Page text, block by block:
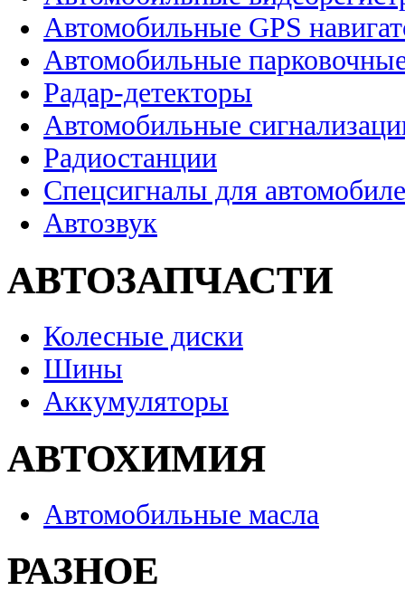
Автомобильные GPS
Автомобильные
Радар-детекторы
Автомобильные
Радиостанции
Спецсигналы для
Автозвук
АВТОЗАПЧАСТИ
Колесные диски
Шины
Аккумуляторы
АВТОХИМИЯ
Автомобильные масла
РАЗНОЕ